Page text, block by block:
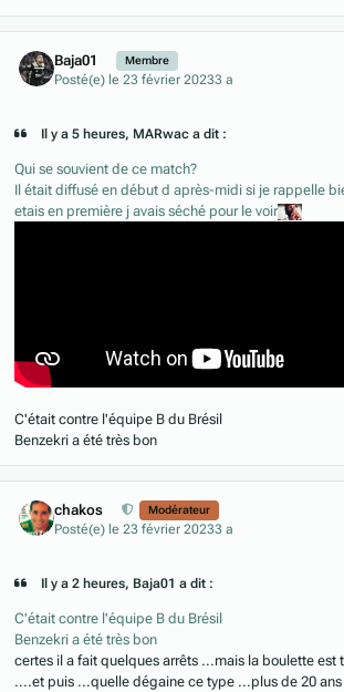
Baja01 Membre
Posté(e) le 23 février 20233 a
Il y a 5 heures, MARwac a dit :
Qui se souvient de ce match?
Il était diffusé en début d après-midi si je rappelle
etais en première j avais séché pour le voir
C'était contre l'équipe B du Brésil
Benzekri a été très bon
chakos Modérateur
Posté(e) le 23 février 20233 a
Il y a 2 heures, Baja01 a dit :
C'était contre l'équipe B du Brésil
Benzekri a été très bon
certes il a fait quelques arrêts ...mais la boulette est
....et puis ...quelle dégaine ce type ...plus de 20 ans